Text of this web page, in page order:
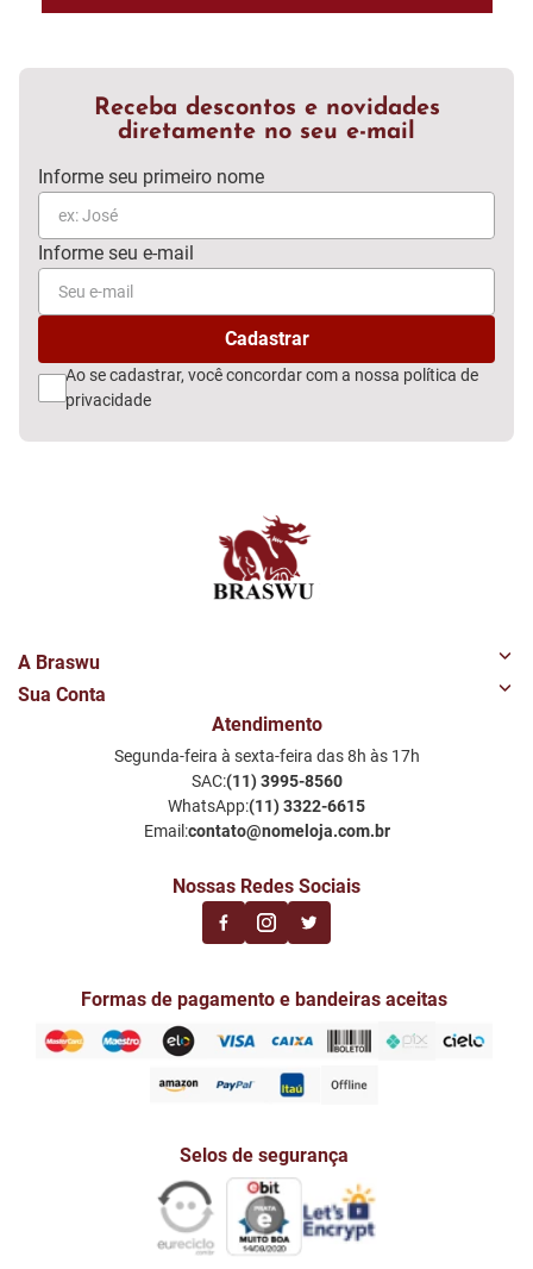
Receba descontos e novidades
diretamente no seu e-mail
Ao se cadastrar, você concordar com a nossa política de
privacidade
A Braswu
Quem Somos
Perguntas Frequentes
Política de Privacidade LGPD
Sua Conta
Meus Favoritos
Notificações por email
Atendimento
Segunda-feira à sexta-feira das 8h às 17h
SAC:(11) 3995-8560
WhatsApp:(11) 3322-6615
Email:contato@nomeloja.com.br
Nossas Redes Sociais
Formas de pagamento e bandeiras aceitas
Selos de segurança